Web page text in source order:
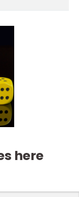
here